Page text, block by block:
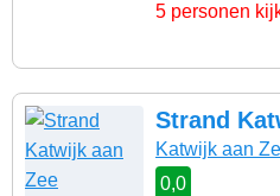
5 personen
Strand
Katwijk aan
0,0